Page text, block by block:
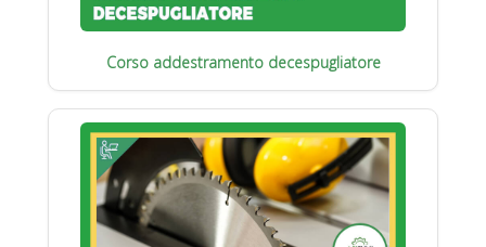
Corso addestramento decespugliatore